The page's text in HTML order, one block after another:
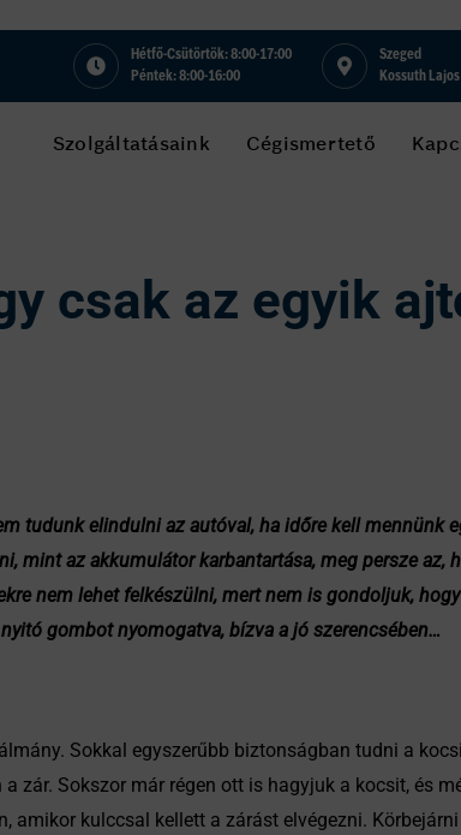
Hétfő-Csütörtök: 8:00-17:00
Péntek: 8:00-16:00
Szeged
Kossuth
Szolgáltatásaink Cégismertető
csak az egyik
tudunk elindulni az autóval, ha időre kell mennünk
mint az akkumulátor karbantartása, meg persze az,
nem lehet felkészülni, mert nem is gondoljuk,
gombot nyomogatva, bízva a jó szerencsében…
Sokkal egyszerűbb biztonságban tudni a
zár. Sokszor már régen ott is hagyjuk a kocsit, és
amikor kulccsal kellett a zárást elvégezni.